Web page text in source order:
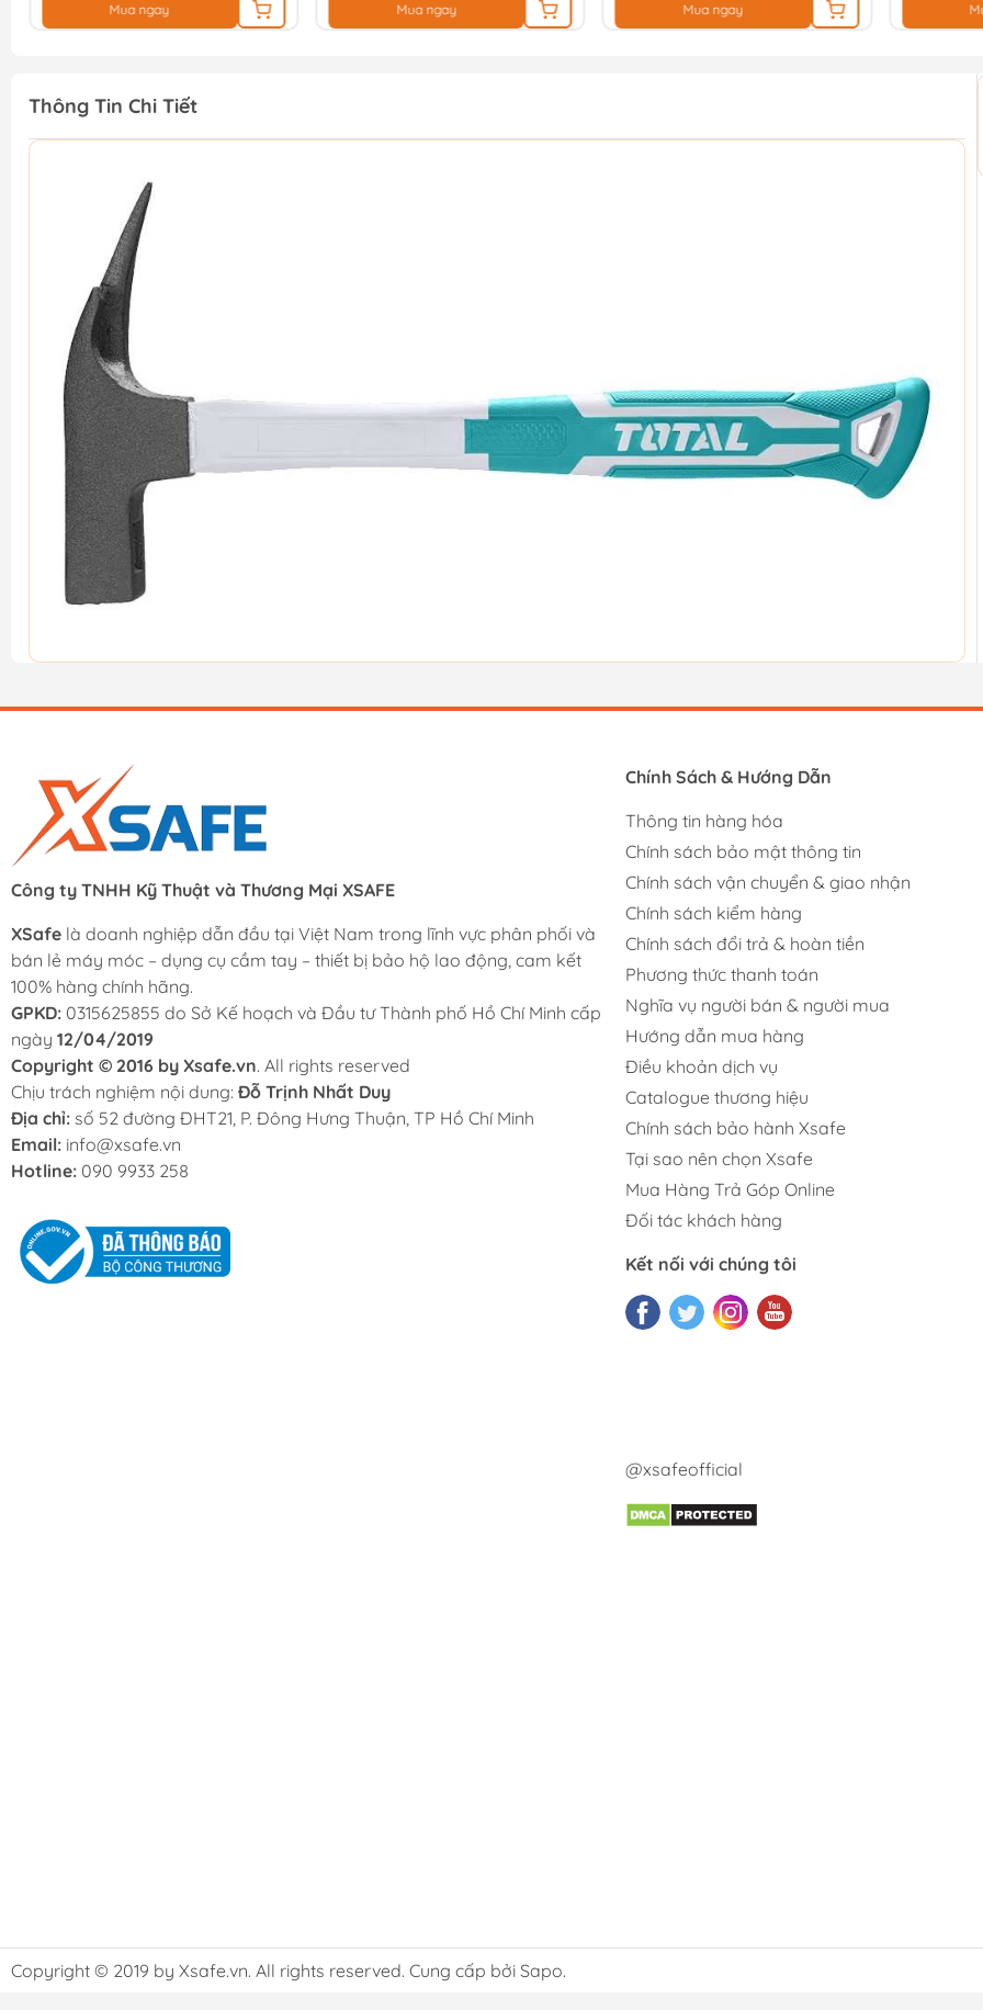
Mua ngay Mua ngay Mua ngay
Thông Tin Chi Tiết
Công ty TNHH Kỹ Thuật và Thương Mại XSAFE
XSafe là doanh nghiệp dẫn đầu tại Việt Nam trong lĩnh vực phân phối và
bán lẻ máy móc – dụng cụ cầm tay – thiết bị bảo hộ lao động, cam kết
100% hàng chính hãng.
GPKD: 0315625855 do Sở Kế hoạch và Đầu tư Thành phố Hồ Chí Minh cấp
ngày 12/04/2019
Copyright © 2016 by Xsafe.vn. All rights reserved
Chịu trách nghiệm nội dung: Đỗ Trịnh Nhất Duy
Địa chỉ: số 52 đường ĐHT21, P. Đông Hưng Thuận, TP Hồ Chí Minh
Email: info@xsafe.vn
Hotline: 090 9933 258
Chính Sách & Hướng Dẫn
Thông tin hàng hóa
Chính sách bảo mật thông tin
Chính sách vận chuyển & giao nhận
Chính sách kiểm hàng
Chính sách đổi trả & hoàn tiền
Phương thức thanh toán
Nghĩa vụ người bán & người mua
Hướng dẫn mua hàng
Điều khoản dịch vụ
Catalogue thương hiệu
Chính sách bảo hành Xsafe
Tại sao nên chọn Xsafe
Mua Hàng Trả Góp Online
Đối tác khách hàng
Kết nối với chúng tôi
@xsafeofficial
Copyright © 2019 by Xsafe.vn. All rights reserved. Cung cấp bởi Sapo.